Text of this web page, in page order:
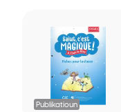
Publikatioun